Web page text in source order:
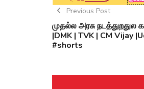
Previous Post
முதல்ல அரசு
|DMK | TVK | CM Vijay
#shorts